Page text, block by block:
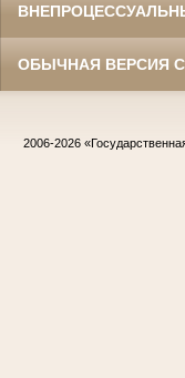
ОБЫЧНАЯ ВЕРСИЯ
2006-2026